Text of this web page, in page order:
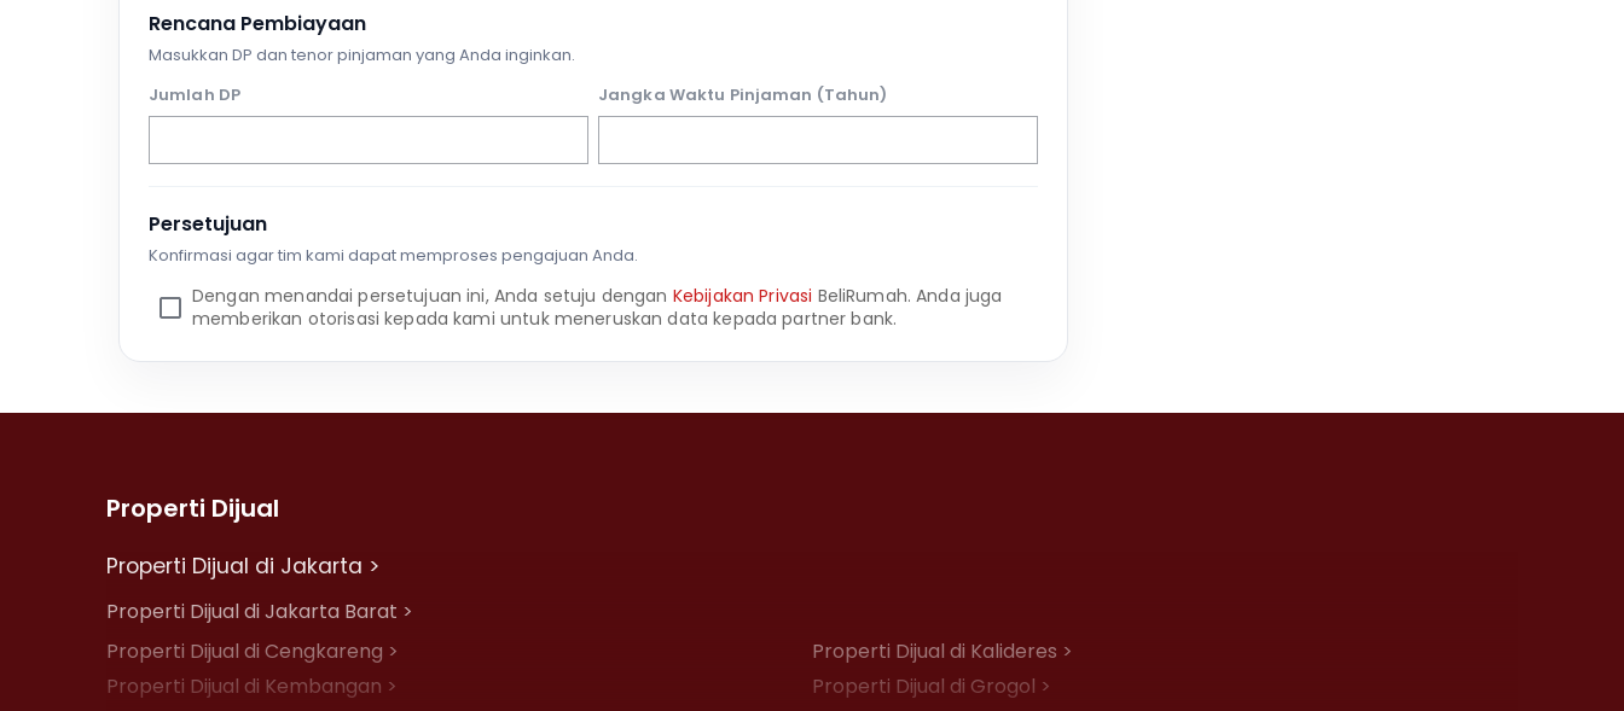
Rencana Pembiayaan
Masukkan DP dan tenor pinjaman yang Anda inginkan.
Jumlah DP
Jangka Waktu Pinjaman (Tahun)
Persetujuan
Konfirmasi agar tim kami dapat memproses pengajuan Anda.
Dengan menandai persetujuan ini, Anda setuju dengan Kebijakan Privasi BeliRumah. Anda juga
memberikan otorisasi kepada kami untuk meneruskan data kepada partner bank.
Properti Dijual
Properti Dijual di Jakarta >
Properti Dijual di Jakarta Barat >
Properti Dijual di Cengkareng >
Properti Dijual di Kalideres >
Properti Dijual di Kembangan >
Properti Dijual di Grogol >